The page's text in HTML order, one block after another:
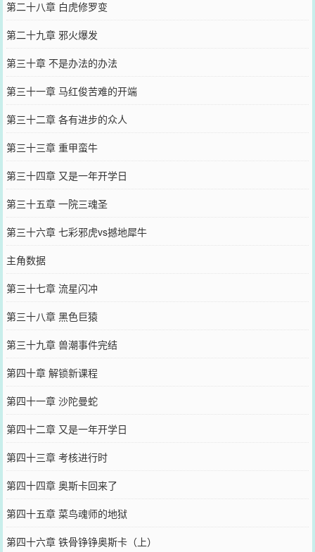
第二十八章 白虎修罗变
第二十九章 邪火爆发
第三十章 不是办法的办法
第三十一章 马红俊苦难的开端
第三十二章 各有进步的众人
第三十三章 重甲蛮牛
第三十四章 又是一年开学日
第三十五章 一院三魂圣
第三十六章 七彩邪虎vs撼地犀牛
主角数据
第三十七章 流星闪冲
第三十八章 黑色巨猿
第三十九章 兽潮事件完结
第四十章 解锁新课程
第四十一章 沙陀曼蛇
第四十二章 又是一年开学日
第四十三章 考核进行时
第四十四章 奥斯卡回来了
第四十五章 菜鸟魂师的地狱
第四十六章 铁骨铮铮奥斯卡（上）